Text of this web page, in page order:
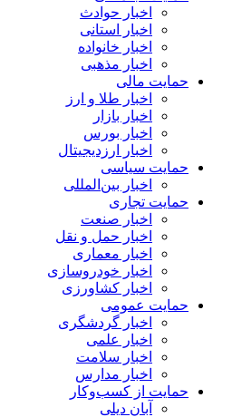
اخبار حوادث
اخبار استانی
اخبار خانواده
اخبار مذهبی
حمایت مالی
اخبار طلا و ارز
اخبار بازار
اخبار بورس
اخبار ارزدیجیتال
حمایت سیاسی
اخبار بین‌المللی
حمایت تجاری
اخبار صنعت
اخبار حمل و نقل
اخبار معماری
اخبار خودروسازی
اخبار کشاورزی
حمایت عمومی
اخبار گردشگری
اخبار علمی
اخبار سلامت
اخبار مدارس
حمایت از کسب‌وکار
آبان دیلی